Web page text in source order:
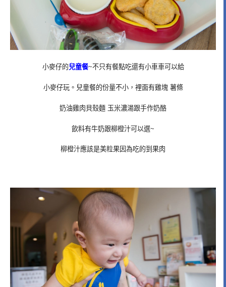
小麥仔的兒童餐~不只有餐點吃還有小車車可以給
小麥仔玩。兒童餐的份量不小，裡面有雞塊 薯條
奶油雞肉貝殼麵 玉米濃湯跟手作奶酪
飲料有牛奶跟柳橙汁可以選~
柳橙汁應該是美粒果因為吃的到果肉